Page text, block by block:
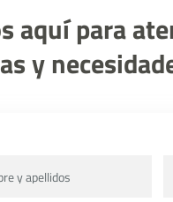
aquí para
y